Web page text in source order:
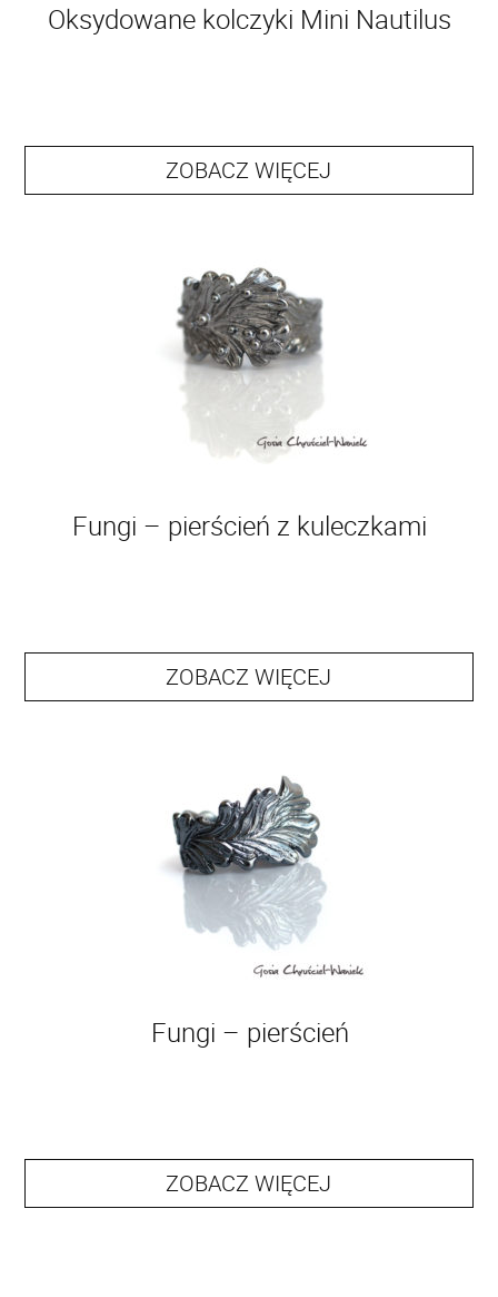
Oksydowane kolczyki Mini Nautilus
ZOBACZ WIĘCEJ
Fungi – pierścień z kuleczkami
ZOBACZ WIĘCEJ
Fungi – pierścień
ZOBACZ WIĘCEJ